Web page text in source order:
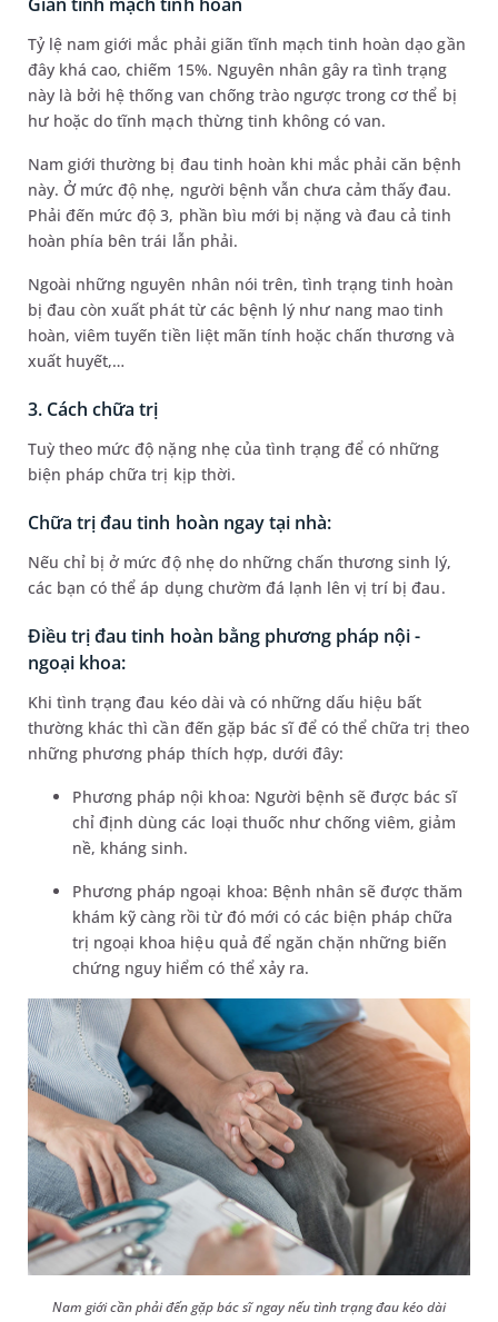
Tỷ lệ nam giới mắc phải giãn tĩnh mạch tinh hoàn dạo gần
đây khá cao, chiếm 15%. Nguyên nhân gây ra tình trạng
này là bởi hệ thống van chống trào ngược trong cơ thể bị
hư hoặc do tĩnh mạch thừng tinh không có van.
Nam giới thường bị đau tinh hoàn khi mắc phải căn bệnh
này. Ở mức độ nhẹ, người bệnh vẫn chưa cảm thấy đau.
Phải đến mức độ 3, phần bìu mới bị nặng và đau cả tinh
hoàn phía bên trái lẫn phải.
Ngoài những nguyên nhân nói trên, tình trạng tinh hoàn
bị đau còn xuất phát từ các bệnh lý như nang mao tinh
hoàn, viêm tuyến tiền liệt mãn tính hoặc chấn thương và
xuất huyết,…
3. Cách chữa trị
Tuỳ theo mức độ nặng nhẹ của tình trạng để có những
biện pháp chữa trị kịp thời.
Chữa trị đau tinh hoàn ngay tại nhà:
Nếu chỉ bị ở mức độ nhẹ do những chấn thương sinh lý,
các bạn có thể áp dụng chườm đá lạnh lên vị trí bị đau.
Điều trị đau tinh hoàn bằng phương pháp nội -
ngoại khoa:
Khi tình trạng đau kéo dài và có những dấu hiệu bất
thường khác thì cần đến gặp bác sĩ để có thể chữa trị theo
những phương pháp thích hợp, dưới đây:
Phương pháp nội khoa: Người bệnh sẽ được bác sĩ
chỉ định dùng các loại thuốc như chống viêm, giảm
nề, kháng sinh.
Phương pháp ngoại khoa: Bệnh nhân sẽ được thăm
khám kỹ càng rồi từ đó mới có các biện pháp chữa
trị ngoại khoa hiệu quả để ngăn chặn những biến
chứng nguy hiểm có thể xảy ra.
Nam giới cần phải đến gặp bác sĩ ngay nếu tình trạng đau kéo dài